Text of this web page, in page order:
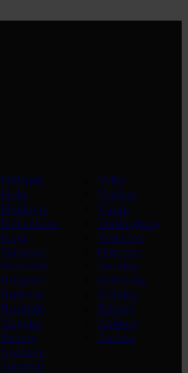
Hillerød
Holte
Hvidovre
København
Køge
Næstved
Nordvest
Ringsted
Rødovre
Roskilde
Slagelse
Søborg
Sydhavn
Taastrup
Valby
Vanløse
Virum
Vordingborg
Vesterbro
Østerbro
Herning
Silkeborg
Kolding
Esbjerg
Aalborg
Aarhus